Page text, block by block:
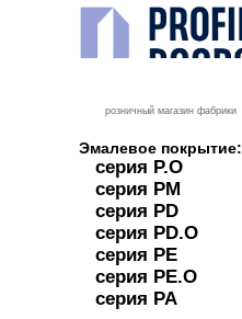
розничный магазин фабрики
Эмалевое покрытие:
серия P.O
серия PM
серия PD
серия PD.O
серия PE
серия PE.O
серия PA